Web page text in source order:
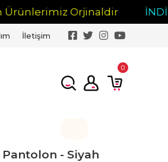
Orjinaldir İNDİRİM
İletişim
0
- Siyah